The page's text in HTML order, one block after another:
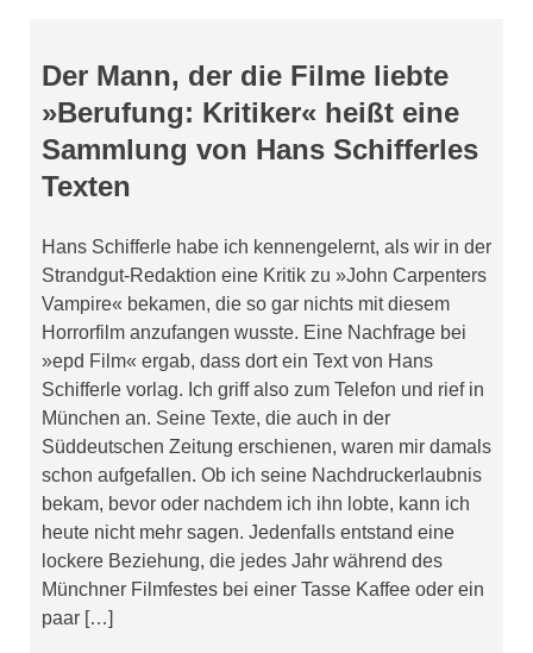
Der Mann, der die Filme liebte
»Berufung: Kritiker« heißt eine
Sammlung von Hans Schifferles
Texten
Hans Schifferle habe ich kennengelernt, als wir in der
Strandgut-Redaktion eine Kritik zu »John Carpenters
Vampire« bekamen, die so gar nichts mit diesem
Horrorfilm anzufangen wusste. Eine Nachfrage bei
»epd Film« ergab, dass dort ein Text von Hans
Schifferle vorlag. Ich griff also zum Telefon und rief in
München an. Seine Texte, die auch in der
Süddeutschen Zeitung erschienen, waren mir damals
schon aufgefallen. Ob ich seine Nachdruckerlaubnis
bekam, bevor oder nachdem ich ihn lobte, kann ich
heute nicht mehr sagen. Jedenfalls entstand eine
lockere Beziehung, die jedes Jahr während des
Münchner Filmfestes bei einer Tasse Kaffee oder ein
paar […]